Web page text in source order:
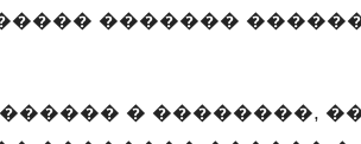
�������
� ��������,